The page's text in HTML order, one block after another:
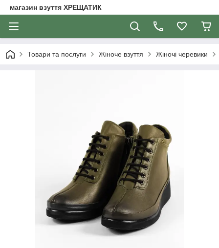
магазин взуття ХРЕЩАТИК
Товари та послуги Жіноче взуття Жіночі черевики